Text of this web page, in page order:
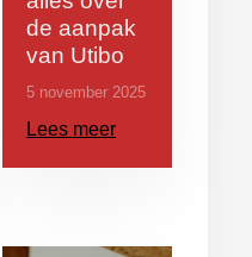
de aanpak
van Utibo
5 november 2025
Lees meer